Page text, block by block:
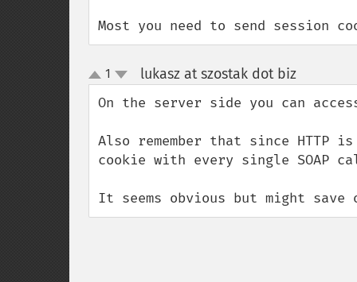
Most you need to send session
up
down
1 lukasz at szostak dot biz¶
On the server side you can
Also remember that since HTTP
cookie with every single
It seems obvious but might